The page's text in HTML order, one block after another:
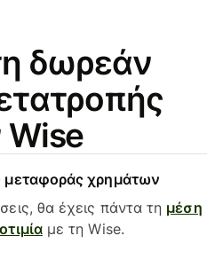
δωρεάν
μεταφοράς χρημάτων
θα έχεις πάντα τη μέση
με τη Wise.